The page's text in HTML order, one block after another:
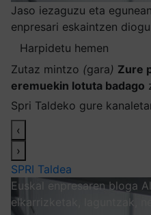
Jaso iezaguzu eta
enpresari eskaintzen
Harpidetu hemen
Zutaz mintzo (gara) Zure
eremuekin lotuta badago
Spri Taldeko gure
‹
›
SPRI Taldea
Euskal enpresaren bloga
elkarrizketak, laguntzak,